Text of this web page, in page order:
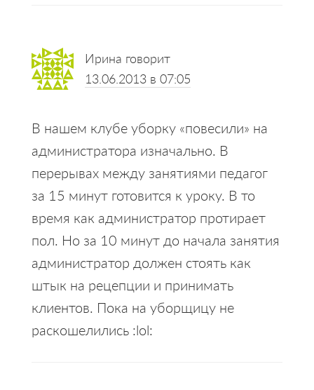
Reader
Interactions
Ирина говорит
13.06.2013 в 07:05
В нашем клубе уборку «повесили» на
администратора изначально. В
перерывах между занятиями педагог
за 15 минут готовится к уроку. В то
время как администратор протирает
пол. Но за 10 минут до начала занятия
администратор должен стоять как
штык на рецепции и принимать
клиентов. Пока на уборщицу не
раскошелились :lol: